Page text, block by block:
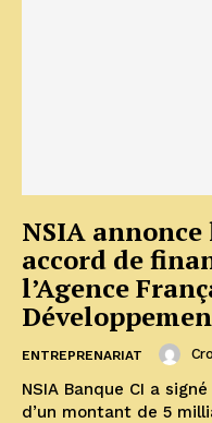
NSIA
accord de
l’Agence
ENTREPRENARIAT
NSIA Banque CI a
d’un montant de 5